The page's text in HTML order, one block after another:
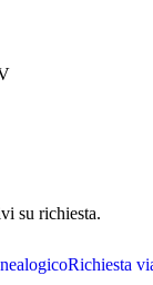
su richiesta.
Richiesta